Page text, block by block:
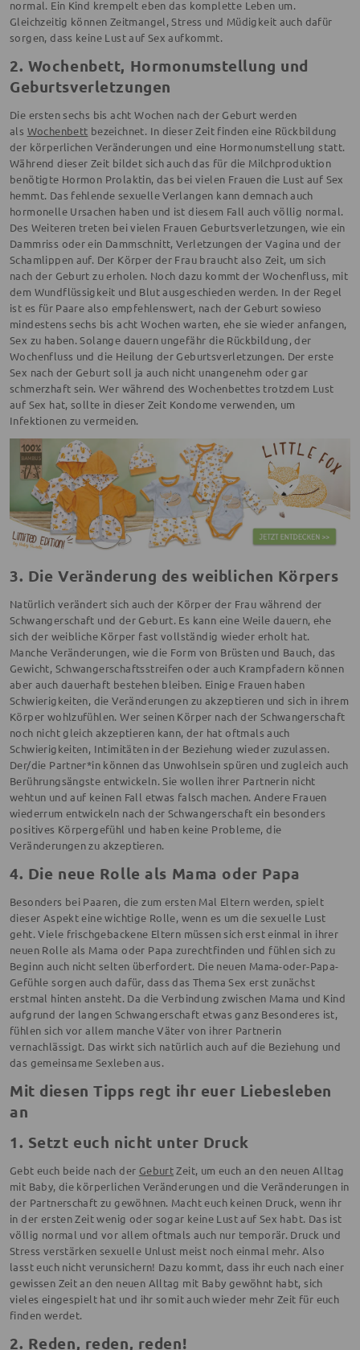
normal. Ein Kind krempelt eben das komplette Leben um.
Gleichzeitig können Zeitmangel, Stress und Müdigkeit auch dafür
sorgen, dass keine Lust auf Sex aufkommt.
2. Wochenbett, Hormonumstellung und
Geburtsverletzungen
Die ersten sechs bis acht Wochen nach der Geburt werden
als Wochenbett bezeichnet. In dieser Zeit finden eine Rückbildung
der körperlichen Veränderungen und eine Hormonumstellung statt.
Während dieser Zeit bildet sich auch das für die Milchproduktion
benötigte Hormon Prolaktin, das bei vielen Frauen die Lust auf Sex
hemmt. Das fehlende sexuelle Verlangen kann demnach auch
hormonelle Ursachen haben und ist diesem Fall auch völlig normal.
Des Weiteren treten bei vielen Frauen Geburtsverletzungen, wie ein
Dammriss oder ein Dammschnitt, Verletzungen der Vagina und der
Schamlippen auf. Der Körper der Frau braucht also Zeit, um sich
nach der Geburt zu erholen. Noch dazu kommt der Wochenfluss, mit
dem Wundflüssigkeit und Blut ausgeschieden werden. In der Regel
ist es für Paare also empfehlenswert, nach der Geburt sowieso
mindestens sechs bis acht Wochen warten, ehe sie wieder anfangen,
Sex zu haben. Solange dauern ungefähr die Rückbildung, der
Wochenfluss und die Heilung der Geburtsverletzungen. Der erste
Sex nach der Geburt soll ja auch nicht unangenehm oder gar
schmerzhaft sein. Wer während des Wochenbettes trotzdem Lust
auf Sex hat, sollte in dieser Zeit Kondome verwenden, um
Infektionen zu vermeiden.
3. Die Veränderung des weiblichen Körpers
Natürlich verändert sich auch der Körper der Frau während der
Schwangerschaft und der Geburt. Es kann eine Weile dauern, ehe
sich der weibliche Körper fast vollständig wieder erholt hat.
Manche Veränderungen, wie die Form von Brüsten und Bauch, das
Gewicht, Schwangerschaftsstreifen oder auch Krampfadern können
aber auch dauerhaft bestehen bleiben. Einige Frauen haben
Schwierigkeiten, die Veränderungen zu akzeptieren und sich in ihrem
Körper wohlzufühlen. Wer seinen Körper nach der Schwangerschaft
noch nicht gleich akzeptieren kann, der hat oftmals auch
Schwierigkeiten, Intimitäten in der Beziehung wieder zuzulassen.
Der/die Partner*in können das Unwohlsein spüren und zugleich auch
Berührungsängste entwickeln. Sie wollen ihrer Partnerin nicht
wehtun und auf keinen Fall etwas falsch machen. Andere Frauen
wiederrum entwickeln nach der Schwangerschaft ein besonders
positives Körpergefühl und haben keine Probleme, die
Veränderungen zu akzeptieren.
4. Die neue Rolle als Mama oder Papa
Besonders bei Paaren, die zum ersten Mal Eltern werden, spielt
dieser Aspekt eine wichtige Rolle, wenn es um die sexuelle Lust
geht. Viele frischgebackene Eltern müssen sich erst einmal in ihrer
neuen Rolle als Mama oder Papa zurechtfinden und fühlen sich zu
Beginn auch nicht selten überfordert. Die neuen Mama-oder-Papa-
Gefühle sorgen auch dafür, dass das Thema Sex erst zunächst
erstmal hinten ansteht. Da die Verbindung zwischen Mama und Kind
aufgrund der langen Schwangerschaft etwas ganz Besonderes ist,
fühlen sich vor allem manche Väter von ihrer Partnerin
vernachlässigt. Das wirkt sich natürlich auch auf die Beziehung und
das gemeinsame Sexleben aus.
Mit diesen Tipps regt ihr euer Liebesleben
an
1. Setzt euch nicht unter Druck
Gebt euch beide nach der GeburtZeit, um euch an den neuen Alltag
mit Baby, die körperlichen Veränderungen und die Veränderungen in
der Partnerschaft zu gewöhnen. Macht euch keinen Druck, wenn ihr
in der ersten Zeit wenig oder sogar keine Lust auf Sex habt. Das ist
völlig normal und vor allem oftmals auch nur temporär. Druck und
Stress verstärken sexuelle Unlust meist noch einmal mehr. Also
lasst euch nicht verunsichern! Dazu kommt, dass ihr euch nach einer
gewissen Zeit an den neuen Alltag mit Baby gewöhnt habt, sich
vieles eingespielt hat und ihr somit auch wieder mehr Zeit für euch
finden werdet.
2. Reden, reden, reden!